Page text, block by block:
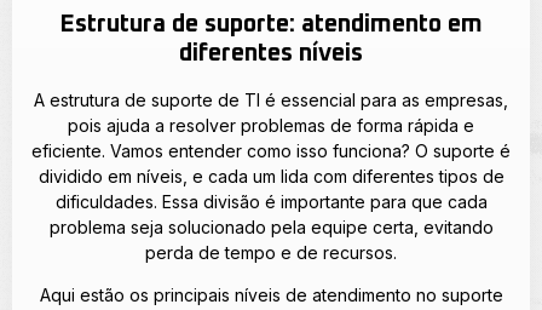
Estrutura de suporte: atendimento em
diferentes níveis
A estrutura de suporte de TI é essencial para as empresas,
pois ajuda a resolver problemas de forma rápida e
eficiente. Vamos entender como isso funciona? O suporte é
dividido em níveis, e cada um lida com diferentes tipos de
dificuldades. Essa divisão é importante para que cada
problema seja solucionado pela equipe certa, evitando
perda de tempo e de recursos.
Aqui estão os principais níveis de atendimento no suporte